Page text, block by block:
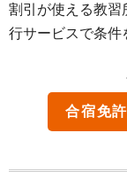
割引が使える教習
行サービスで条件
合宿免